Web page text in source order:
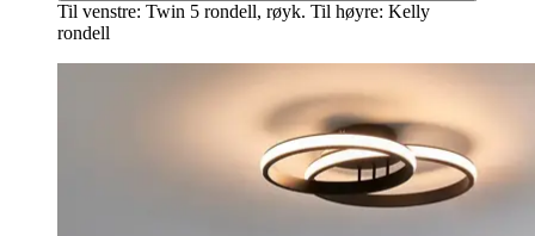
Til venstre: Twin 5 rondell, røyk. Til høyre: Kelly
rondell